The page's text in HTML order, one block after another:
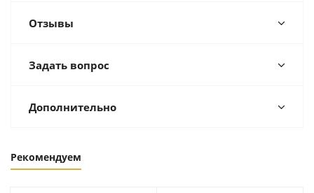
Отзывы
Задать вопрос
Дополнительно
Рекомендуем